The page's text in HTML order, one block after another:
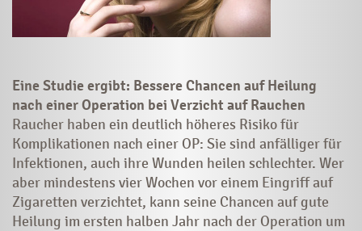
Eine Studie ergibt: Bessere Chancen auf Heilung
nach einer Operation bei Verzicht auf Rauchen
Raucher haben ein deutlich höheres Risiko für
Komplika­tionen nach einer OP: Sie sind anfälliger für
Infektionen, auch ihre Wunden heilen schlechter. Wer
aber mindestens vier Wochen vor einem Eingriff auf
Zigaretten verzichtet, kann seine Chancen auf gute
Heilung im ersten halben Jahr nach der Operation um